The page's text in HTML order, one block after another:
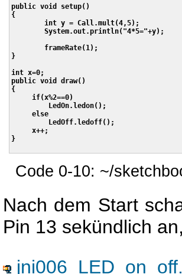
public void setup()
{
        int y = Call.mult(4,5);
        System.out.println("4*5="+y);
        frameRate(1);
}
int x=0;
public void draw()
{
     if(x%2==0)
         LedOn.ledon();
     else
         LedOff.ledoff();
     x++;
}
Code 0-10: ~/
Nach dem Start
Pin 13 sekündlich